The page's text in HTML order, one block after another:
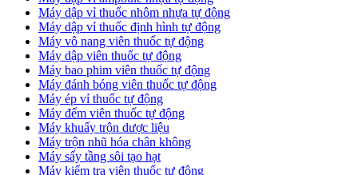
Máy dập vỉ thuốc nhôm nhựa tự động
Máy dập vỉ thuốc định hình tự động
Máy vô nang viên thuốc tự động
Máy dập viên thuốc tự động
Máy bao phim viên thuốc tự động
Máy đánh bóng viên thuốc tự động
Máy ép vỉ thuốc tự động
Máy đếm viên thuốc tự động
Máy khuấy trộn dược liệu
Máy trộn nhũ hóa chân không
Máy sấy tầng sôi tạo hạt
Máy kiểm tra viên thuốc tự động